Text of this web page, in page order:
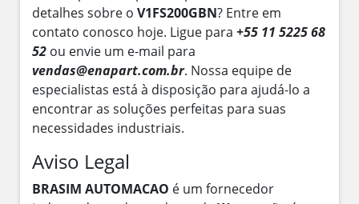
detalhes sobre o V1FS200GBN? Entre em
contato conosco hoje. Ligue para +55 11 5225 68
52 ou envie um e-mail para
vendas@enapart.com.br. Nossa equipe de
especialistas está à disposição para ajudá-lo a
encontrar as soluções perfeitas para suas
necessidades industriais.
Aviso Legal
BRASIM AUTOMACAO é um fornecedor